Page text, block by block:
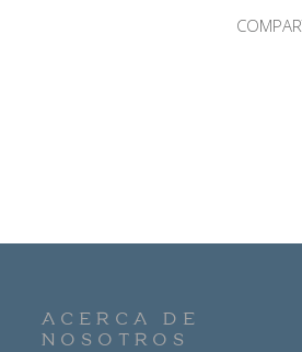
ACERCA DE
NOSOTROS